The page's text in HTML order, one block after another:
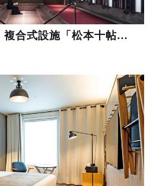
長野淺間溫泉重生！複合式設施「松本十帖」帶來與眾不同新體驗